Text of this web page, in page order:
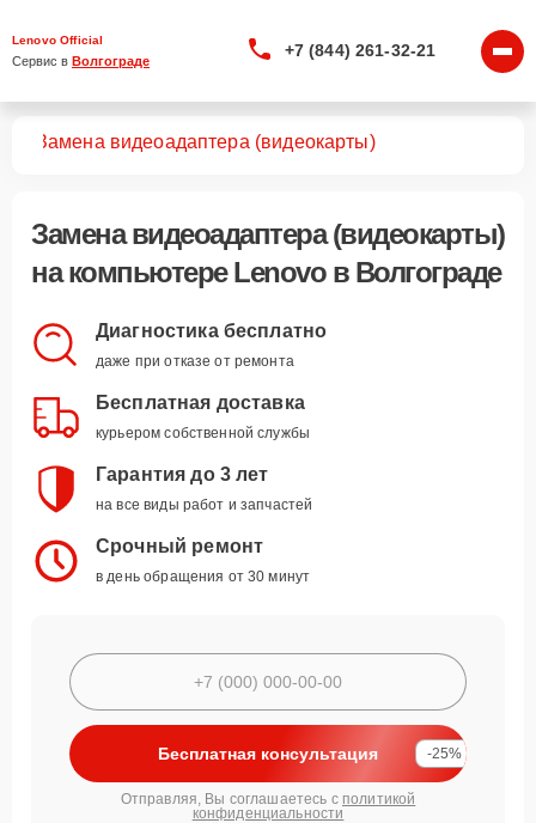
Lenovo Official
Сервис в Волгограде
+7 (844) 261-32-21
Замена видеоадаптера (видеокарты)
Замена видеоадаптера (видеокарты)
на компьютере Lenovo в Волгограде
Диагностика бесплатно
даже при отказе от ремонта
Бесплатная доставка
курьером собственной службы
Гарантия до 3 лет
на все виды работ и запчастей
Срочный ремонт
в день обращения от 30 минут
Бесплатная консультация -25%
Отправляя, Вы соглашаетесь с политикой
конфиденциальности